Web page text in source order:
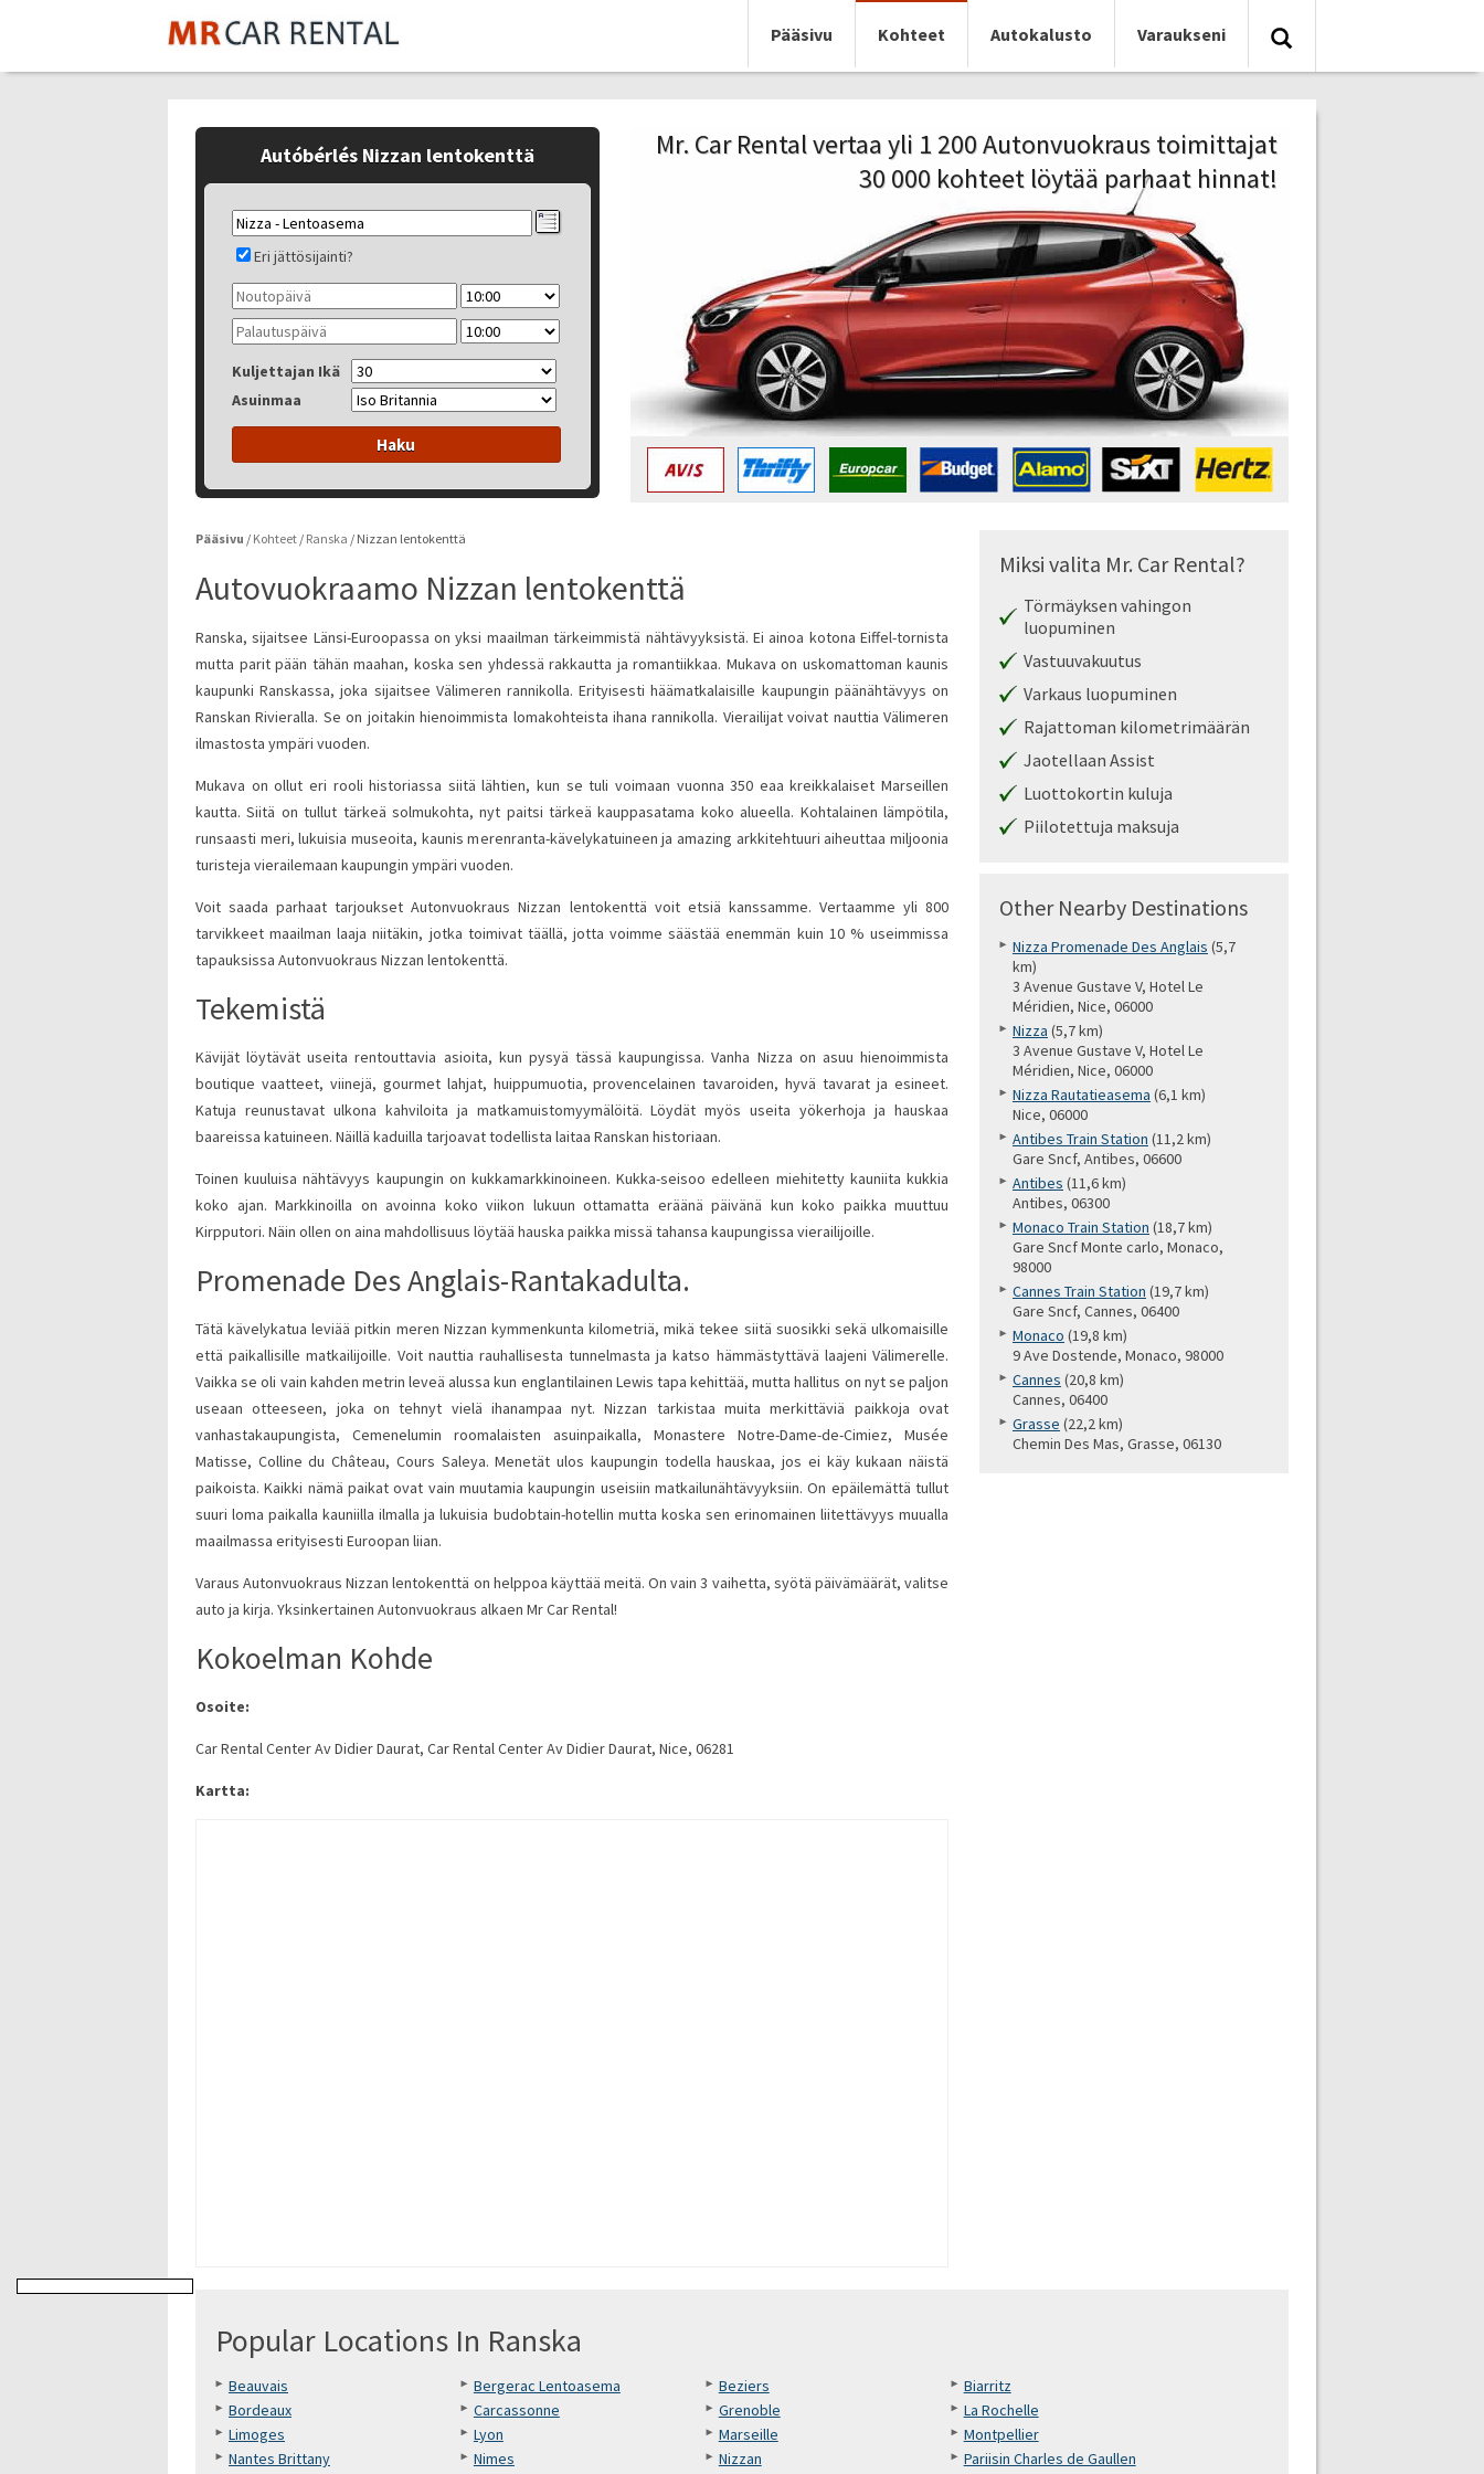
Pääsivu Kohteet Autokalusto Varaukseni
Autóbérlés Nizzan lentokenttä
Eri jättösijainti?
Kuljettajan Ikä
Asuinmaa
Haku
Mr. Car Rental vertaa yli 1 200 Autonvuokraus toimittajat
30 000 kohteet löytää parhaat hinnat!
Pääsivu / Kohteet / Ranska / Nizzan lentokenttä
Autovuokraamo Nizzan lentokenttä
Ranska, sijaitsee Länsi-Euroopassa on yksi maailman tärkeimmistä nähtävyyksistä. Ei ainoa kotona Eiffel-tornista
mutta parit pään tähän maahan, koska sen yhdessä rakkautta ja romantiikkaa. Mukava on uskomattoman kaunis
kaupunki Ranskassa, joka sijaitsee Välimeren rannikolla. Erityisesti häämatkalaisille kaupungin päänähtävyys on
Ranskan Rivieralla. Se on joitakin hienoimmista lomakohteista ihana rannikolla. Vierailijat voivat nauttia Välimeren
ilmastosta ympäri vuoden.
Mukava on ollut eri rooli historiassa siitä lähtien, kun se tuli voimaan vuonna 350 eaa kreikkalaiset Marseillen
kautta. Siitä on tullut tärkeä solmukohta, nyt paitsi tärkeä kauppasatama koko alueella. Kohtalainen lämpötila,
runsaasti meri, lukuisia museoita, kaunis merenranta-kävelykatuineen ja amazing arkkitehtuuri aiheuttaa miljoonia
turisteja vierailemaan kaupungin ympäri vuoden.
Voit saada parhaat tarjoukset Autonvuokraus Nizzan lentokenttä voit etsiä kanssamme. Vertaamme yli 800
tarvikkeet maailman laaja niitäkin, jotka toimivat täällä, jotta voimme säästää enemmän kuin 10 % useimmissa
tapauksissa Autonvuokraus Nizzan lentokenttä.
Tekemistä
Kävijät löytävät useita rentouttavia asioita, kun pysyä tässä kaupungissa. Vanha Nizza on asuu hienoimmista
boutique vaatteet, viinejä, gourmet lahjat, huippumuotia, provencelainen tavaroiden, hyvä tavarat ja esineet.
Katuja reunustavat ulkona kahviloita ja matkamuistomyymälöitä. Löydät myös useita yökerhoja ja hauskaa
baareissa katuineen. Näillä kaduilla tarjoavat todellista laitaa Ranskan historiaan.
Toinen kuuluisa nähtävyys kaupungin on kukkamarkkinoineen. Kukka-seisoo edelleen miehitetty kauniita kukkia
koko ajan. Markkinoilla on avoinna koko viikon lukuun ottamatta eräänä päivänä kun koko paikka muuttuu
Kirpputori. Näin ollen on aina mahdollisuus löytää hauska paikka missä tahansa kaupungissa vierailijoille.
Promenade Des Anglais-Rantakadulta.
Tätä kävelykatua leviää pitkin meren Nizzan kymmenkunta kilometriä, mikä tekee siitä suosikki sekä ulkomaisille
että paikallisille matkailijoille. Voit nauttia rauhallisesta tunnelmasta ja katso hämmästyttävä laajeni Välimerelle.
Vaikka se oli vain kahden metrin leveä alussa kun englantilainen Lewis tapa kehittää, mutta hallitus on nyt se paljon
useaan otteeseen, joka on tehnyt vielä ihanampaa nyt. Nizzan tarkistaa muita merkittäviä paikkoja ovat
vanhastakaupungista, Cemenelumin roomalaisten asuinpaikalla, Monastere Notre-Dame-de-Cimiez, Musée
Matisse, Colline du Château, Cours Saleya. Menetät ulos kaupungin todella hauskaa, jos ei käy kukaan näistä
paikoista. Kaikki nämä paikat ovat vain muutamia kaupungin useisiin matkailunähtävyyksiin. On epäilemättä tullut
suuri loma paikalla kauniilla ilmalla ja lukuisia budobtain-hotellin mutta koska sen erinomainen liitettävyys muualla
maailmassa erityisesti Euroopan liian.
Varaus Autonvuokraus Nizzan lentokenttä on helppoa käyttää meitä. On vain 3 vaihetta, syötä päivämäärät, valitse
auto ja kirja. Yksinkertainen Autonvuokraus alkaen Mr Car Rental!
Kokoelman Kohde
Osoite:
Car Rental Center Av Didier Daurat, Car Rental Center Av Didier Daurat, Nice, 06281
Kartta:
Miksi valita Mr. Car Rental?
Törmäyksen vahingon
luopuminen
Vastuuvakuutus
Varkaus luopuminen
Rajattoman kilometrimäärän
Jaotellaan Assist
Luottokortin kuluja
Piilotettuja maksuja
Other Nearby Destinations
Nizza Promenade Des Anglais (5,7
km)
3 Avenue Gustave V, Hotel Le
Méridien, Nice, 06000
Nizza (5,7 km)
3 Avenue Gustave V, Hotel Le
Méridien, Nice, 06000
Nizza Rautatieasema (6,1 km)
Nice, 06000
Antibes Train Station (11,2 km)
Gare Sncf, Antibes, 06600
Antibes (11,6 km)
Antibes, 06300
Monaco Train Station (18,7 km)
Gare Sncf Monte carlo, Monaco,
98000
Cannes Train Station (19,7 km)
Gare Sncf, Cannes, 06400
Monaco (19,8 km)
9 Ave Dostende, Monaco, 98000
Cannes (20,8 km)
Cannes, 06400
Grasse (22,2 km)
Chemin Des Mas, Grasse, 06130
Popular Locations In Ranska
Beauvais Bergerac Lentoasema Beziers
Biarritz
Bordeaux
Carcassonne Grenoble
La Rochelle
Limoges
Lyon Marseille
Montpellier
Nantes Brittany
Nimes Nizzan
Pariisin Charles de Gaullen